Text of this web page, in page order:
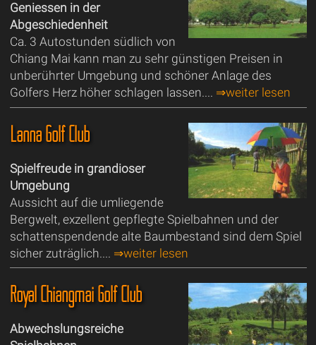
Geniessen in der
Abgeschiedenheit
Ca. 3 Autostunden südlich von
Chiang Mai kann man zu sehr günstigen Preisen in
unberührter Umgebung und schöner Anlage des
Golfers Herz höher schlagen lassen.... ⇒weiter lesen
Lanna Golf Club
Spielfreude in grandioser
Umgebung
Aussicht auf die umliegende
Bergwelt, exzellent gepflegte Spielbahnen und der
schattenspendende alte Baumbestand sind dem Spiel
sicher zuträglich.... ⇒weiter lesen
Royal Chiangmai Golf Club
Abwechslungsreiche